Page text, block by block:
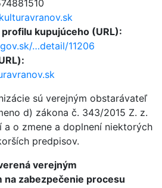
kupujúceho (URL):
…detail/11206
sú verejným obstarávateľ
d) zákona č. 343/2015 Z. z.
a o zmene a doplnení niektorých
predpisov.
verejným
zabezpečenie procesu